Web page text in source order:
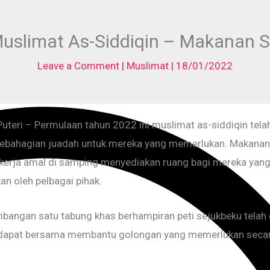
As-Siddiqin – Makanan
Leave a Comment | Muslimat | 18/01/2022
– Permulaan tahun 2022 ini muslimat as-siddiqin
juadah untuk mereka yang memerlukan.
amal di samping menyediakan ruang bagi mereka
oleh pelbagai pihak.
satu tabung khas berhampiran peti sejukbeku
bersama membantu golongan yang memerlukan